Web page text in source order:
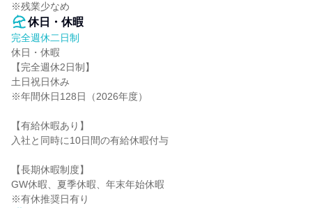
※残業少なめ
休日・休暇
完全週休二日制
休日・休暇
【完全週休2日制】
土日祝日休み
※年間休日128日（2026年度）
【有給休暇あり】
入社と同時に10日間の有給休暇付与
【長期休暇制度】
GW休暇、夏季休暇、年末年始休暇
※有休推奨日有り